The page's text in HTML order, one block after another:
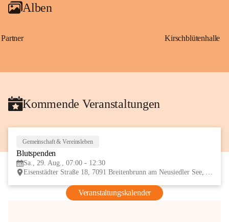
Alben
Partner Kirschblütenhalle
Kommende Veranstaltungen
Gemeinschaft & Vereinsleben
Blutspenden
Sa., 29. Aug., 07:00 - 12:30
Eisenstädter Straße 18, 7091 Breitenbrunn am Neusiedler See, AUT
Veranstaltungskalender